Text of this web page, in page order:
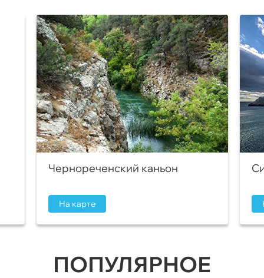
Чернореченский каньон
На карте
ПОПУЛЯРНОЕ